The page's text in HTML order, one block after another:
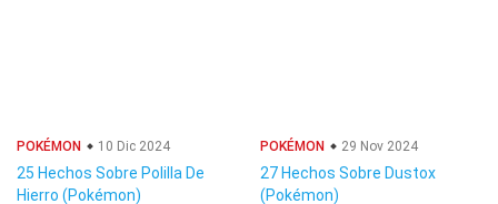
POKÉMON 10 Dic 2024
25 Hechos Sobre Polilla De
Hierro (Pokémon)
POKÉMON 29 Nov 2024
27 Hechos Sobre Dustox
(Pokémon)